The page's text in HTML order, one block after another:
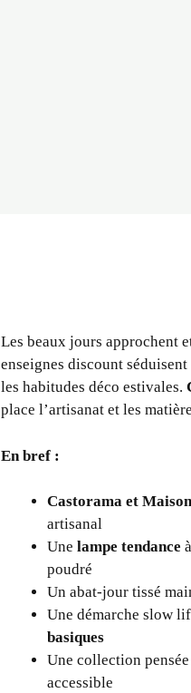
Les beaux jours approchent
enseignes discount
les habitudes déco estivales.
place l’artisanat et les
En bref :
Castorama et
artisanal
Une lampe tendance
poudré
Un abat-jour tissé
Une démarche slow
basiques
Une collection
accessible